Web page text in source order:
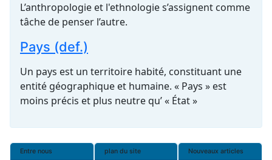
L’anthropologie et l'ethnologie s’assignent comme
tâche de penser l’autre.
Pays (def.)
Un pays est un territoire habité, constituant une
entité géographique et humaine. « Pays » est
moins précis et plus neutre qu’ « État »
Entre nous plan du site Nouveaux articles